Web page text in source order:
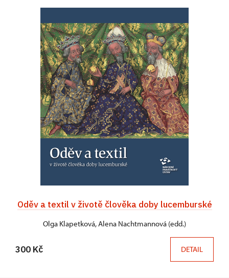
Oděv a textil v životě člověka doby lucemburské
Olga Klapetková, Alena Nachtmannová (edd.)
300 Kč DETAIL